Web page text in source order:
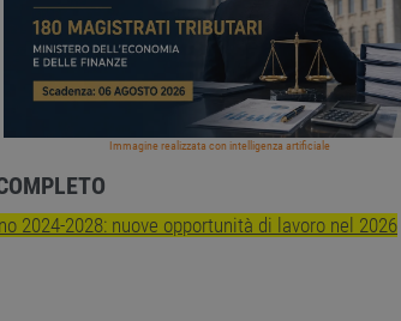
Immagine realizzata con intelligenza artificiale
2024-2028: nuove opportunità di lavoro nel 2026